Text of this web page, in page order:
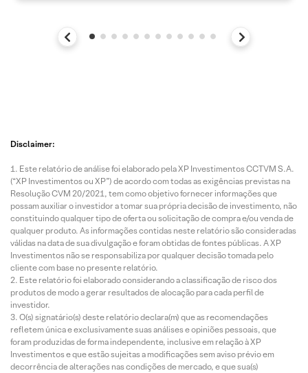
Disclaimer:
Este relatório de análise foi elaborado pela XP Investimentos CCTVM S.A.
(“XP Investimentos ou XP”) de acordo com todas as exigências previstas na
Resolução CVM 20/2021, tem como objetivo fornecer informações que
possam auxiliar o investidor a tomar sua própria decisão de investimento, não
constituindo qualquer tipo de oferta ou solicitação de compra e/ou venda de
qualquer produto. As informações contidas neste relatório são consideradas
válidas na data de sua divulgação e foram obtidas de fontes públicas. A XP
Investimentos não se responsabiliza por qualquer decisão tomada pelo
cliente com base no presente relatório.
Este relatório foi elaborado considerando a classificação de risco dos
produtos de modo a gerar resultados de alocação para cada perfil de
investidor.
O(s) signatário(s) deste relatório declara(m) que as recomendações
refletem única e exclusivamente suas análises e opiniões pessoais, que
foram produzidas de forma independente, inclusive em relação à XP
Investimentos e que estão sujeitas a modificações sem aviso prévio em
decorrência de alterações nas condições de mercado, e que sua(s)